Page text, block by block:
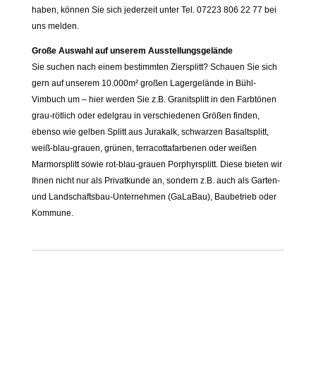
haben, können Sie sich jederzeit unter Tel. 07223 806 22 77 bei
uns melden.
Große Auswahl auf unserem Ausstellungsgelände
Sie suchen nach einem bestimmten Ziersplitt? Schauen Sie sich
gern auf unserem 10.000m² großen Lagergelände in Bühl-
Vimbuch um – hier werden Sie z.B. Granitsplitt in den Farbtönen
grau-rötlich oder edelgrau in verschiedenen Größen finden,
ebenso wie gelben Splitt aus Jurakalk, schwarzen Basaltsplitt,
weiß-blau-grauen, grünen, terracottafarbenen oder weißen
Marmorsplitt sowie rot-blau-grauen Porphyrsplitt. Diese bieten wir
Ihnen nicht nur als Privatkunde an, sondern z.B. auch als Garten-
und Landschaftsbau-Unternehmen (GaLaBau), Baubetrieb oder
Kommune.